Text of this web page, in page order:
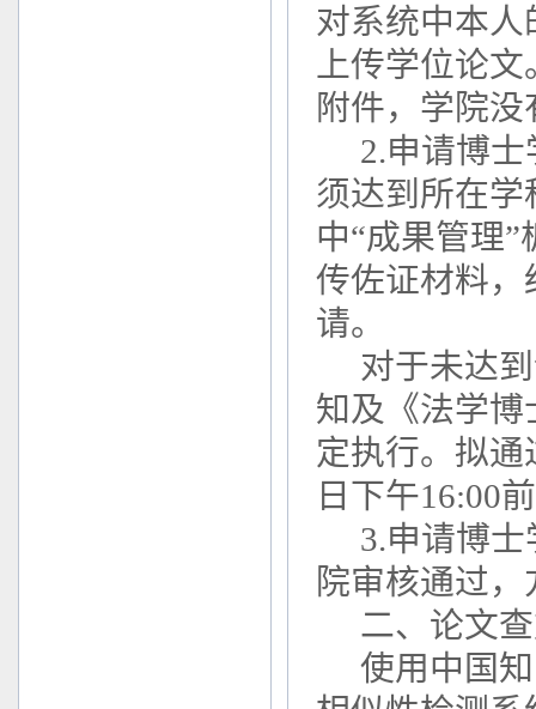
对系统中本
上传学位论
附件，学院
2.申请博
须达到所在
中“成果管理
传佐证材料，
请。
对于未达
知及《法学
定执行。拟
日下午16:00
3.申请博
院审核通过
二、论文
使用中国